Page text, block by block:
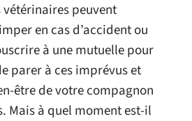
vétérinaires peuvent
en cas d’accident ou
à une mutuelle pour
parer à ces imprévus et
être de votre compagnon
Mais à quel moment est-il